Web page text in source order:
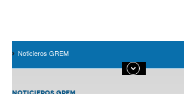
Noticieros GREM